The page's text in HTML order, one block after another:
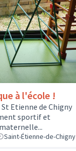
à l'école !
Etienne de Chigny
sportif et
Saint-Étienne-de-Chigny